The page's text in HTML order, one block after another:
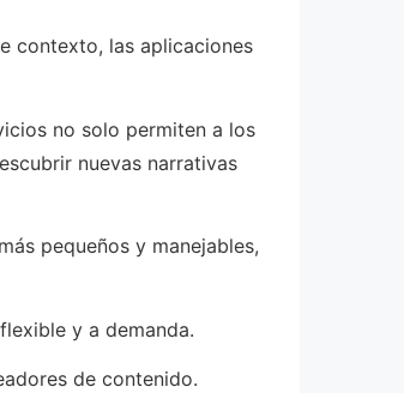
contexto, las aplicaciones
no solo permiten a los
nuevas narrativas
pequeños y manejables,
y a demanda.
de contenido.